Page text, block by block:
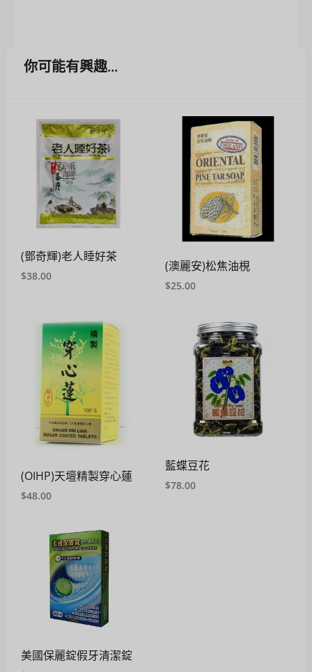
你可能有興趣...
(鄧奇輝)老人睡好茶
$38.00
(澳麗安)松焦油梘
$25.00
(OIHP)天壇精製穿心蓮
$48.00
藍蝶豆花
$78.00
美國保麗錠假牙清潔錠